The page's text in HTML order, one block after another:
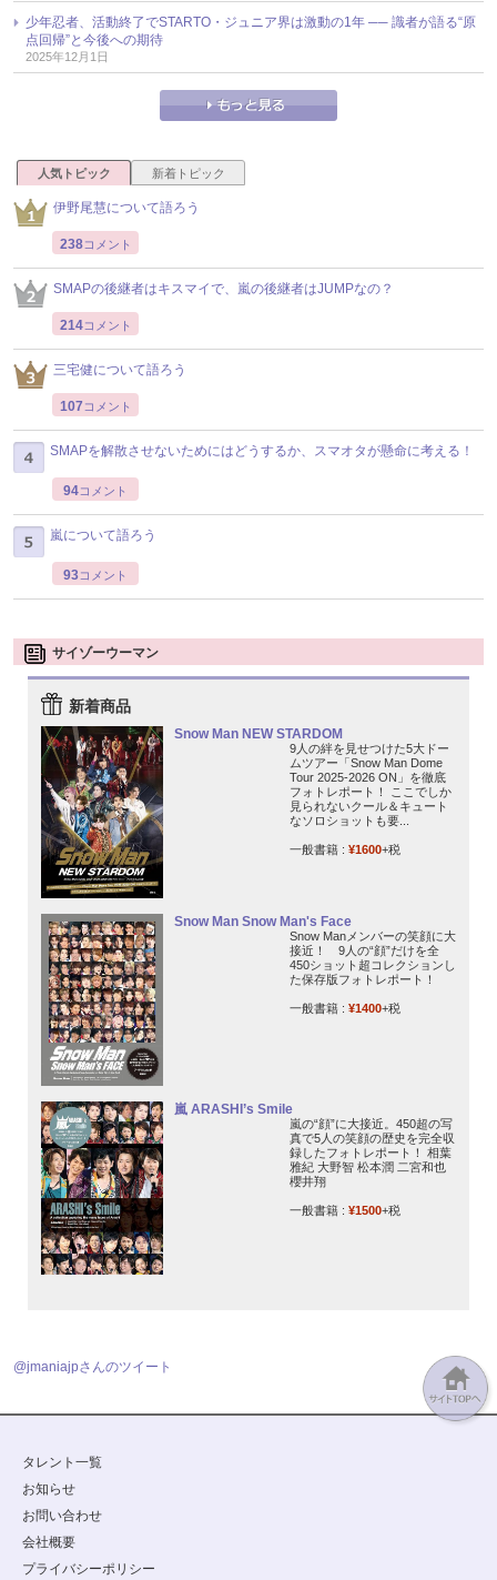
少年忍者、活動終了でSTARTO・ジュニア界は激動の1年 ── 識者が語る“原
点回帰”と今後への期待
2025年12月1日
人気トピック 新着トピック
伊野尾慧について語ろう
238コメント
SMAPの後継者はキスマイで、嵐の後継者はJUMPなの？
214コメント
三宅健について語ろう
107 コメント
SMAPを解散させないためにはどうするか、スマオタが懸命に考える！
94コメント
嵐について語ろう
93コメント
サイゾーウーマン
新着商品
Snow Man NEW STARDOM
9人の絆を見せつけた5大ドー
ムツアー「Snow Man Dome
Tour 2025-2026 ON」を徹底
フォトレポート！ ここでしか
見られないクール＆キュート
なソロショットも要...
一般書籍 : ¥1600+税
Snow Man Snow Man's Face
Snow Manメンバーの笑顔に大
接近！ 9人の“顔”だけを全
450ショット超コレクションし
た保存版フォトレポート！
一般書籍 : ¥1400+税
嵐 ARASHI’s Smile
嵐の“顔”に大接近。450超の写
真で5人の笑顔の歴史を完全収
録したフォトレポート！ 相葉
雅紀 大野智 松本潤 二宮和也
櫻井翔
一般書籍 : ¥1500+税
@jmaniajpさんのツイート
タレント一覧
お知らせ
お問い合わせ
会社概要
プライバシーポリシー